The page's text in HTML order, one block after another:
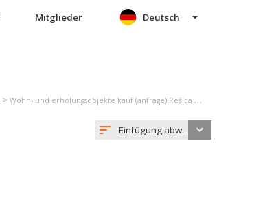
Mitglieder Deutsch
> Wohn- und erholungsobjekte kauf (anfrage) Rešica
Einfügung abw.